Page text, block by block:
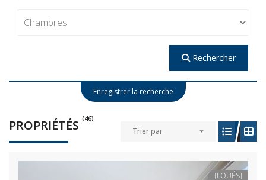
Rechercher
Enregistrer la recherche
PROPRIÉTÉS (46)
Trier par
[LOUÉS]